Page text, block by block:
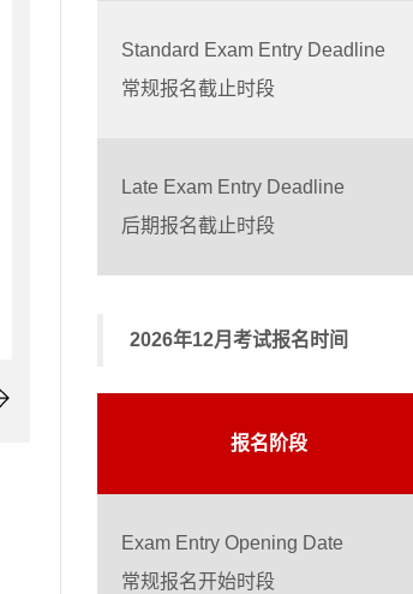
审计、税务部
审计助理
殊普通合伙)深圳分所
Standard Exam Entry Deadline
常规报名截止时段
Late Exam Entry Deadline
后期报名截止时段
2026年12月考试报名时间
报名阶段
Exam Entry Opening Date
常规报名开始时段